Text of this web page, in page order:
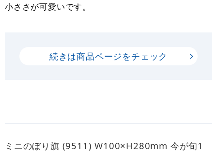
小ささが可愛いです。
続きは商品ページをチェック
ミニのぼり旗 (9511) W100×H280mm 今が旬1